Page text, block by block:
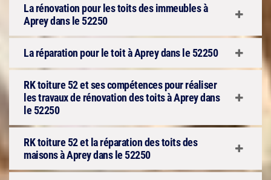
La rénovation pour les toits des immeubles à
Aprey dans le 52250
La réparation pour le toit à Aprey dans le 52250
RK toiture 52 et ses compétences pour réaliser
les travaux de rénovation des toits à Aprey dans
le 52250
RK toiture 52 et la réparation des toits des
maisons à Aprey dans le 52250